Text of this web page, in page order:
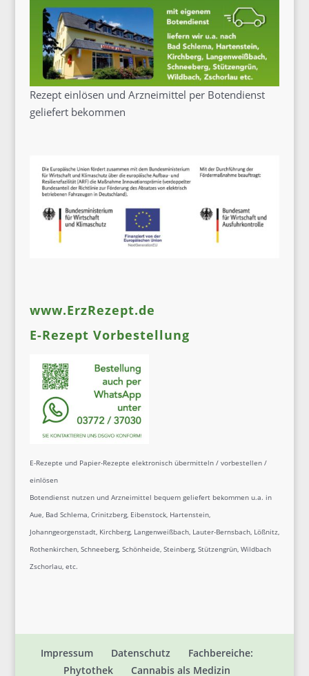
Rezept einlösen und Arzneimittel per Botendienst
geliefert bekommen
www.ErzRezept.de
E-Rezept Vorbestellung
E-Rezepte und Papier-Rezepte elektronisch übermitteln / vorbestellen /
einlösen
Botendienst nutzen und Arzneimittel bequem geliefert bekommen u.a. in
Aue, Bad Schlema, Crinitzberg, Eibenstock, Hartenstein,
Johanngeorgenstadt, Kirchberg, Langenweißbach, Lauter-Bernsbach, Lößnitz,
Rothenkirchen, Schneeberg, Schönheide, Steinberg, Stützengrün, Wildbach
Zschorlau, etc.
Impressum Datenschutz
Fachbereiche:
Phytothek
Cannabis als Medizin